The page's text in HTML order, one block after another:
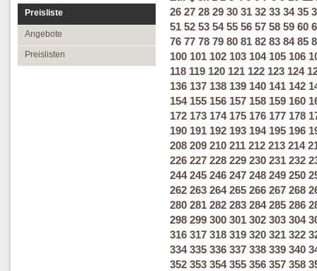
Preisliste
Angebote
Preislisten
26 27 28 29 30 31 32 33 34 35
51 52 53 54 55 56 57 58 59 60
76 77 78 79 80 81 82 83 84 85
100 101 102 103 104 105 106
118 119 120 121 122 123 124
136 137 138 139 140 141 142
154 155 156 157 158 159 160
172 173 174 175 176 177 178
190 191 192 193 194 195 196
208 209 210 211 212 213 214
226 227 228 229 230 231 232
244 245 246 247 248 249 250
262 263 264 265 266 267 268
280 281 282 283 284 285 286
298 299 300 301 302 303 304
316 317 318 319 320 321 322
334 335 336 337 338 339 340
352 353 354 355 356 357 358